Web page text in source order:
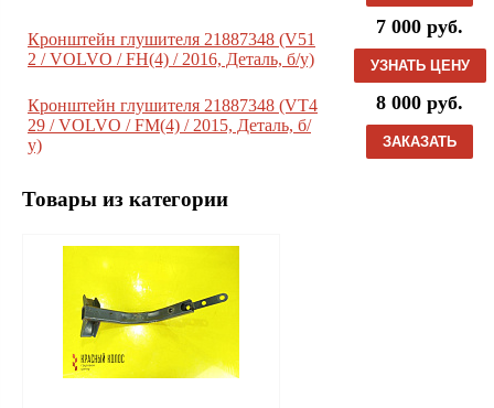
Кронштейн глушителя 21887348 (V51
2 / VOLVO / FH(4) / 2016, Деталь, б/у)
7 000 руб.
УЗНАТЬ ЦЕНУ
Кронштейн глушителя 21887348 (VT4
29 / VOLVO / FM(4) / 2015, Деталь, б/
у)
8 000 руб.
ЗАКАЗАТЬ
Товары из категории